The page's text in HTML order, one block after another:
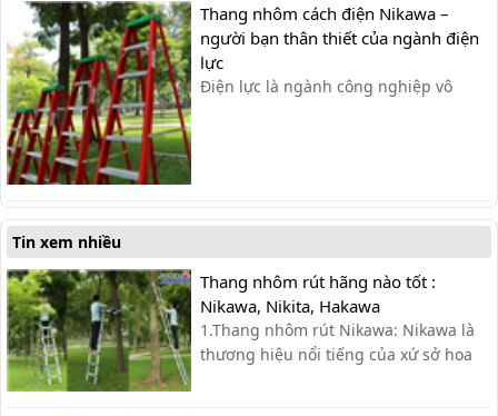
là [...
Thang nhôm cách điện Nikawa –
người bạn thân thiết của ngành điện
lực
Điện lực là ngành công nghiệp vô
trường gần nguồn điện và ở những vị
trí trên cao, tại những cột [&h...
Tin xem nhiều
Thang nhôm rút hãng nào tốt :
Nikawa, Nikita, Hakawa
1.Thang nhôm rút Nikawa: Nikawa là
thương hiệu nổi tiếng của xứ sở hoa
và tiên tiến bậc nhất từ Nhật Bản.